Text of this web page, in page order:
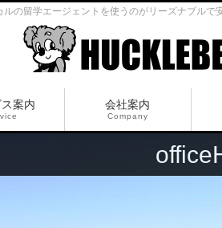
の留学エージェントを使うのがリーズナブル
案内 会社案内
Company